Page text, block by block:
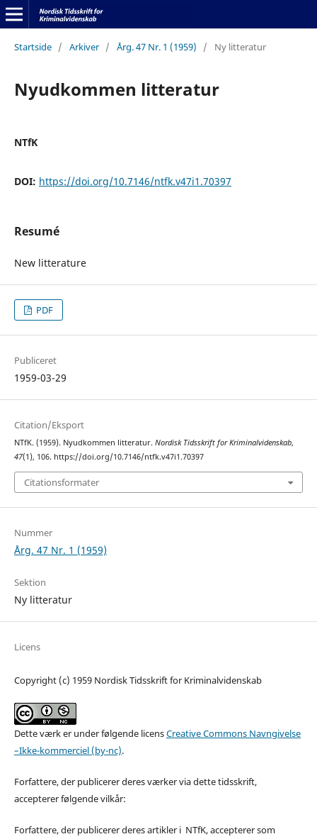
Startside / Arkiver / Årg. 47 Nr. 1 (1959) / Ny litteratur
Nyudkommen litteratur
NTfK
DOI: https://doi.org/10.7146/ntfk.v47i1.70397
Resumé
New litterature
PDF
Publiceret
1959-03-29
Citation/Eksport
NTfK. (1959). Nyudkommen litteratur. Nordisk Tidsskrift for Kriminalvidenskab,
47(1), 106. https://doi.org/10.7146/ntfk.v47i1.70397
Citationsformater
Nummer
Årg. 47 Nr. 1 (1959)
Sektion
Ny litteratur
Licens
Copyright (c) 1959 Nordisk Tidsskrift for Kriminalvidenskab
Dette værk er under følgende licensCreative Commons Navngivelse
–Ikke-kommerciel (by-nc).
Forfattere, der publicerer deres værker via dette tidsskrift,
accepterer følgende vilkår:
Forfattere, der publicerer deres artikler i NTfK, accepterer som